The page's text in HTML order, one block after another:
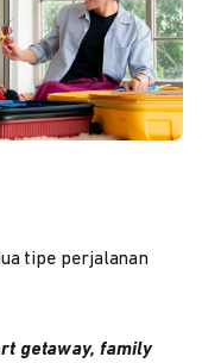
tipe perjalanan
getaway, family